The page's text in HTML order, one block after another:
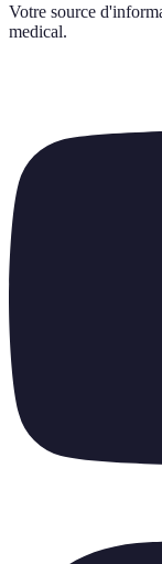
Votre source
medical.